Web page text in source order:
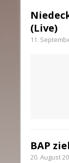
(Live)
11.
BAP
20. August